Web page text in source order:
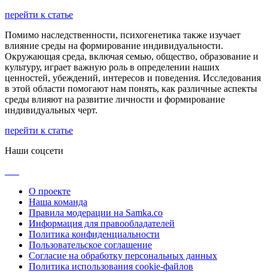
перейти к статье
Помимо наследственности, психогенетика также изучает
влияние среды на формирование индивидуальности.
Окружающая среда, включая семью, общество, образование и
культуру, играет важную роль в определении наших
ценностей, убеждений, интересов и поведения. Исследования
в этой области помогают нам понять, как различные аспекты
среды влияют на развитие личности и формирование
индивидуальных черт.
перейти к статье
Наши соцсети
О проекте
Наша команда
Правила модерации на Samka.co
Информация для правообладателей
Политика конфиденциальности
Пользовательское соглашение
Согласие на обработку персональных данных
Политика использования cookie-файлов